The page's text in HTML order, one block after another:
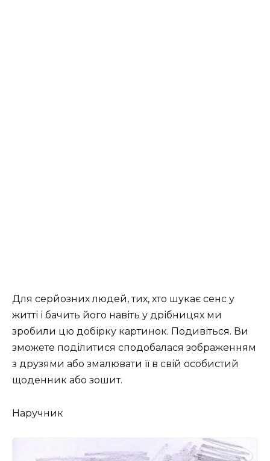
Для серйозних людей, тих, хто шукає сенс у
житті і бачить його навіть у дрібницях ми
зробили цю добірку картинок. Подивіться. Ви
зможете поділитися сподобалася зображенням
з друзями або змалювати її в свій особистий
щоденник або зошит.
Наручник